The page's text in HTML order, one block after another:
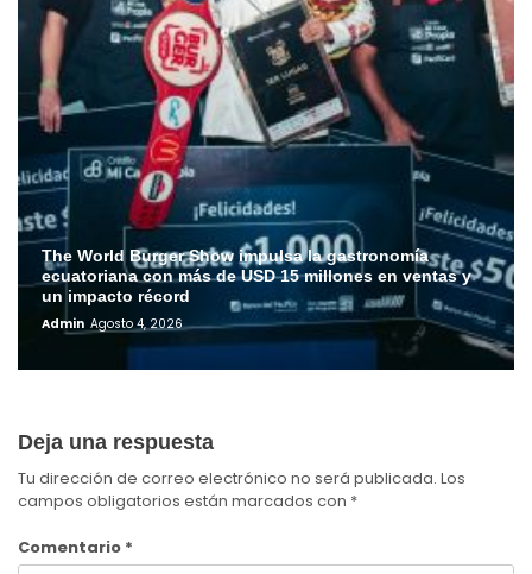
The World Burger Show impulsa la gastronomía
ecuatoriana con más de USD 15 millones en ventas y
un impacto récord
Admin Agosto 4, 2026
Deja una respuesta
Tu dirección de correo electrónico no será publicada. Los
campos obligatorios están marcados con *
Comentario *